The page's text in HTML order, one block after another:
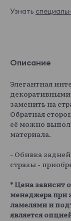
Узнать
Описание
Элегантная
заменить на
Обратная
её можно
материала.
- Обивка
стразы -
* Цена зависит
менеджера при
ламелями и
является